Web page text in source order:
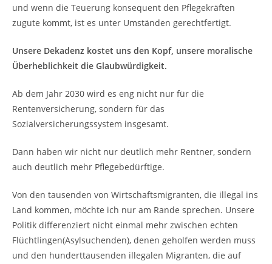
und wenn die Teuerung konsequent den Pflegekräften
zugute kommt, ist es unter Umständen gerechtfertigt.
Unsere Dekadenz kostet uns den Kopf, unsere moralische
Überheblichkeit die Glaubwürdigkeit.
Ab dem Jahr 2030 wird es eng nicht nur für die
Rentenversicherung, sondern für das
Sozialversicherungssystem insgesamt.
Dann haben wir nicht nur deutlich mehr Rentner, sondern
auch deutlich mehr Pflegebedürftige.
Von den tausenden von Wirtschaftsmigranten, die illegal ins
Land kommen, möchte ich nur am Rande sprechen. Unsere
Politik differenziert nicht einmal mehr zwischen echten
Flüchtlingen(Asylsuchenden), denen geholfen werden muss
und den hunderttausenden illegalen Migranten, die auf